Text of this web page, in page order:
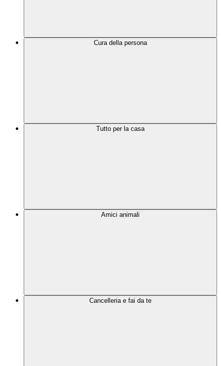
Cura della persona
Tutto per la casa
Amici animali
Cancelleria e fai da te